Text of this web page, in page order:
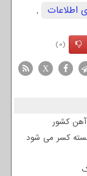
اطلاعات ,
(0)
X
کشور
بسته کسر می شود